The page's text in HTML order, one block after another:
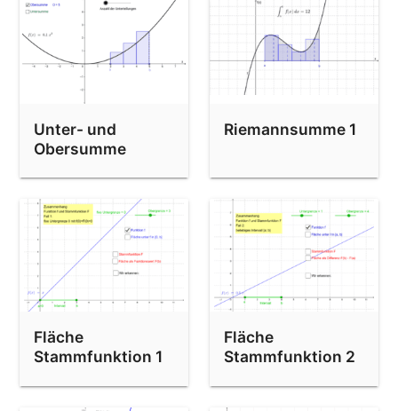
Unter- und
Obersumme
Riemannsumme 1
Fläche
Stammfunktion 1
Fläche
Stammfunktion 2